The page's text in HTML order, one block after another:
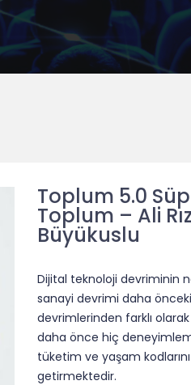
Toplum 5.0
Toplum – Ali
Büyükuslu
Dijital teknoloji devriminin
sanayi devrimi daha
devrimlerinden farklı
daha önce hiç
tüketim ve yaşam
getirmektedir.